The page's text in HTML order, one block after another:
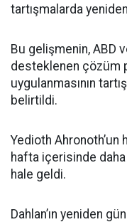
tartışmalarda
Bu gelişmenin, ABD
desteklenen çözüm
uygulanmasının
belirtildi.
Yedioth Ahronoth’un
hafta içerisinde
hale geldi.
Dahlan’ın yeniden